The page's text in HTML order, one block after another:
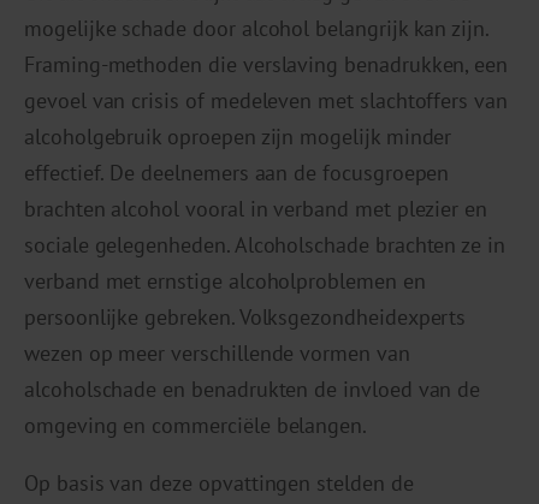
mogelijke schade door alcohol belangrijk kan zijn.
Framing-methoden die verslaving benadrukken, een
gevoel van crisis of medeleven met slachtoffers van
alcoholgebruik oproepen zijn mogelijk minder
effectief. De deelnemers aan de focusgroepen
brachten alcohol vooral in verband met plezier en
sociale gelegenheden. Alcoholschade brachten ze in
verband met ernstige alcoholproblemen en
persoonlijke gebreken. Volksgezondheidexperts
wezen op meer verschillende vormen van
alcoholschade en benadrukten de invloed van de
omgeving en commerciële belangen.
Op basis van deze opvattingen stelden de